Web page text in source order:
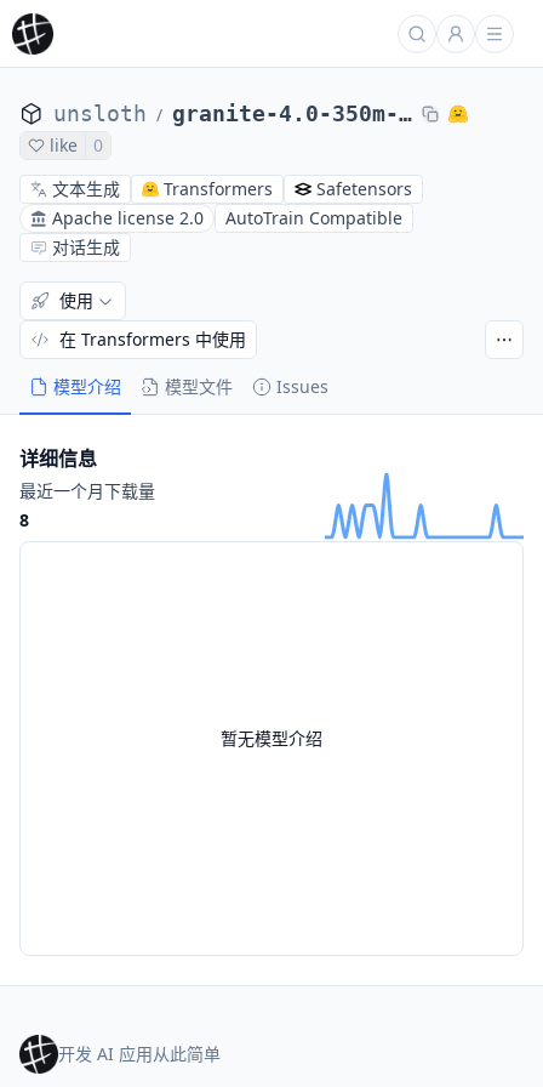
unsloth / granite-4.0-350m-bnb-4bit
like
0
文本生成
Transformers
Safetensors
Apache license 2.0
AutoTrain Compatible
对话生成
模型介绍 模型文件 Issues
使用
在 Transformers 中使用
暂无模型介绍
详细信息
最近一个月下载量
8
开发 AI 应用从此简单